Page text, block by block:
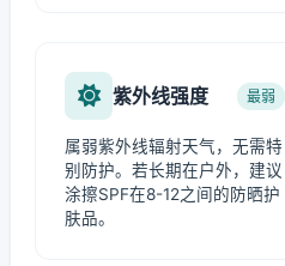
紫外线强度 最弱
属弱紫外线辐射天气，无需特
别防护。若长期在户外，建议
涂擦SPF在8-12之间的防晒护
肤品。